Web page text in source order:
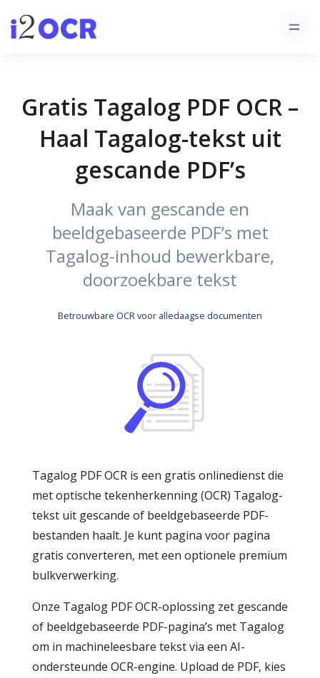
Gratis Tagalog PDF OCR –
Haal Tagalog-tekst uit
gescande PDF’s
Maak van gescande en
beeldgebaseerde PDF’s met
Tagalog-inhoud bewerkbare,
doorzoekbare tekst
Betrouwbare OCR voor alledaagse documenten
Tagalog PDF OCR is een gratis onlinedienst die
met optische tekenherkenning (OCR) Tagalog-
tekst uit gescande of beeldgebaseerde PDF-
bestanden haalt. Je kunt pagina voor pagina
gratis converteren, met een optionele premium
bulkverwerking.
Onze Tagalog PDF OCR-oplossing zet gescande
of beeldgebaseerde PDF-pagina’s met Tagalog
om in machineleesbare tekst via een AI-
ondersteunde OCR-engine. Upload de PDF, kies